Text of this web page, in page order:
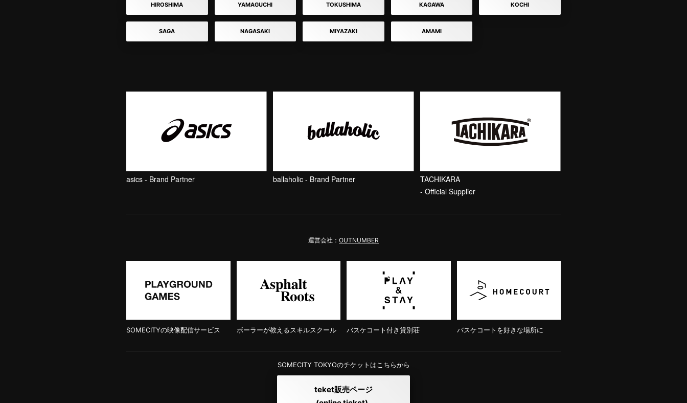
HIROSHIMA YAMAGUCHI TOKUSHIMA KAGAWA KOCHI
SAGA NAGASAKI MIYAZAKI AMAMI
asics - Brand Partner ballaholic - Brand Partner
TACHIKARA
- Official Supplier
運営会社： OUTNUMBER
SOMECITYの映像配信サービス ボーラーが教えるスキルスクール バスケコート付き貸別荘 バスケコートを好きな場所に
SOMECITY TOKYOのチケットはこちらから
teket販売ページ